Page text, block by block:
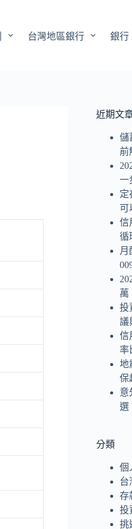
台灣地區銀行 銀行
近期文
儲
前
一
定
可
信
循
月
萬
投
議
信
率
地
保
意
選
分類
個
台
存
投
挑